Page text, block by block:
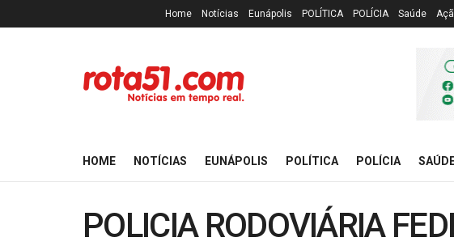
Home Notícias Eunápolis POLÍTICA POLÍCIA Saúde
HOME NOTÍCIAS EUNÁPOLIS POLÍTICA POLÍCIA
POLICIA RODOVIÁRIA